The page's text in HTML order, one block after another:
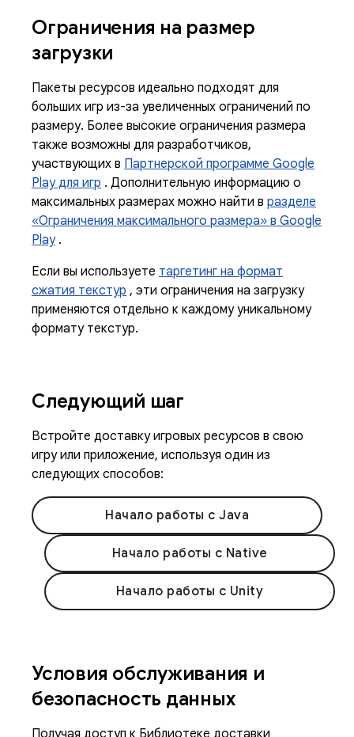
Ограничения на размер
загрузки
Пакеты ресурсов идеально подходят для
больших игр из-за увеличенных ограничений по
размеру. Более высокие ограничения размера
также возможны для разработчиков,
участвующих в Партнерской программе Google
Play для игр . Дополнительную информацию о
максимальных размерах можно найти в разделе
«Ограничения максимального размера» в Google
Play.
Если вы используете таргетинг на формат
сжатия текстур , эти ограничения на загрузку
применяются отдельно к каждому уникальному
формату текстур.
Следующий шаг
Встройте доставку игровых ресурсов в свою
игру или приложение, используя один из
следующих способов:
Начало работы с Java
Начало работы с Native
Начало работы с Unity
Условия обслуживания и
безопасность данных
Получая доступ к Библиотеке доставки